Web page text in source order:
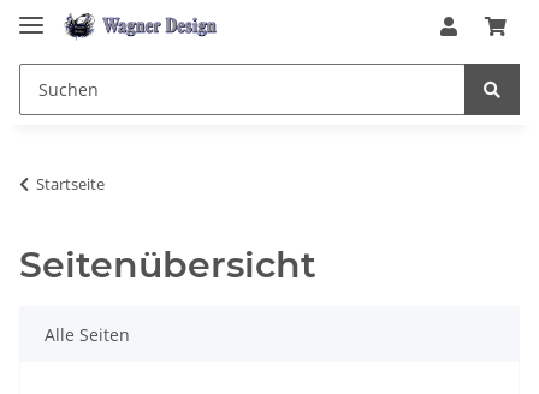
Startseite
Seitenübersicht
Alle Seiten